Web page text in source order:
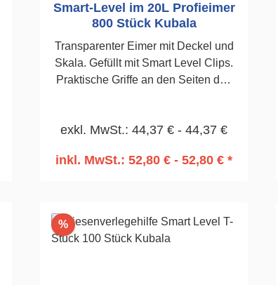
Smart-Level im 20L Profieimer
800 Stück Kubala
Transparenter Eimer mit Deckel und
Skala. Gefüllt mit Smart Level Clips.
Praktische Griffe an den Seiten des
bestimmt. 20L Eimer2,0mm800 Stück
exkl. MwSt.: 44,37 € - 44,37 €
inkl. MwSt.: 52,80 € - 52,80 € *
%Rabatt